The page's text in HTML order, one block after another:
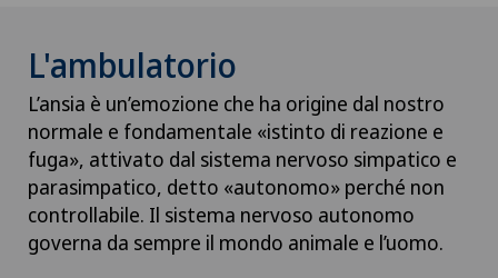
L'ambulatorio
L’ansia è un’emozione che ha origine dal nostro
normale e fondamentale «istinto di reazione e
fuga», attivato dal sistema nervoso simpatico e
parasimpatico, detto «autonomo» perché non
controllabile. Il sistema nervoso autonomo
governa da sempre il mondo animale e l’uomo.